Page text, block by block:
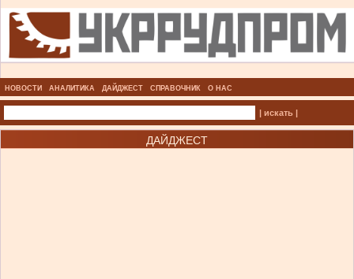
НОВОСТИ АНАЛИТИКА ДАЙДЖЕСТ СПРАВОЧНИК О НАС
| искать |
ДАЙДЖЕСТ